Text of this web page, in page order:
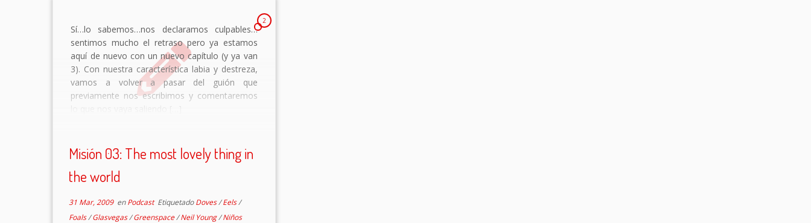
2
Sí…lo sabemos…nos declaramos culpables…
sentimos mucho el retraso pero ya estamos
aquí de nuevo con un nuevo capítulo (y ya van
3). Con nuestra característica labia y destreza,
vamos a volver a pasar del guión que
previamente nos escribimos y comentaremos
Misión 03: The most lovely thing in
the world
31 Mar, 2009enPodcast EtiquetadoDoves/Eels/
Foals/Glasvegas/Greenspace/Neil Young/Niños